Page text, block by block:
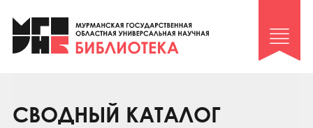
Клуб «Гиря и сельдерей»
Клуб «Семейный архив»
Коллегам
СВОДНЫЙ КАТАЛОГ